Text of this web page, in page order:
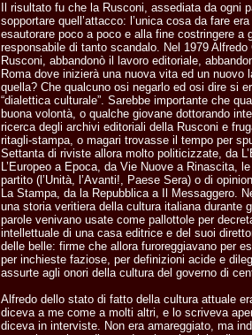
Il risultato fu che la Rusconi, assediata da ogni
sopportare quell’attacco: l’unica cosa da fare
esautorare poco a poco e alla fine costringere a
responsabile di tanto scandalo. Nel 1979 Alfredo
Rusconi, abbandonò il lavoro editoriale,
Roma dove inizierà una nuova vita ed un nuovo
quella? Che qualcuno osi negarlo ed osi dire si
“dialettica culturale”. Sarebbe importante che
buona volontà, o qualche giovane dottorando
ricerca degli archivi editoriali della Rusconi e
ritagli-stampa, o magari trovasse il tempo per
Settanta di riviste allora molto politicizzate, da
L’Europeo a Epoca, da Vie Nuove a Rinascita,
partito (l’Unità, l’Avanti!, Paese Sera) o di
La Stampa, da la Repubblica a Il Messaggero.
una storia veritiera della cultura italiana durante
parole venivano usate come pallottole per
intellettuale di una casa editrice e del suoi
delle belle: firme che allora furoreggiavano per
per inchieste faziose, per definizioni acide e
assurte agli onori della cultura del governo di
Alfredo dello stato di fatto della cultura attuale
diceva a me come a molti altri, e lo scriveva
diceva in interviste. Non era amareggiato, ma